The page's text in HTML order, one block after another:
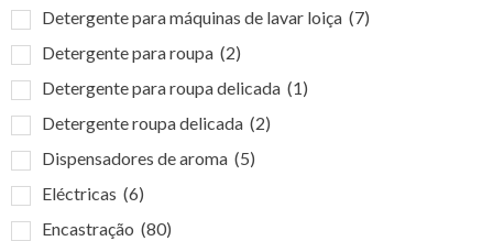
Detergente para máquinas de lavar loiça (7)
Detergente para roupa (2)
Detergente para roupa delicada (1)
Detergente roupa delicada (2)
Dispensadores de aroma (5)
Eléctricas (6)
Encastração (80)